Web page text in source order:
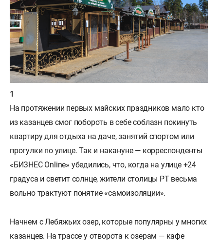
На протяжении первых майских праздников мало кто
из казанцев смог побороть в себе соблазн покинуть
квартиру для отдыха на даче, занятий спортом или
прогулки по улице. Так и накануне — корреспонденты
«БИЗНЕС Online» убедились, что, когда на улице +24
градуса и светит солнце, жители столицы РТ весьма
вольно трактуют понятие «самоизоляции».
Начнем с Лебяжьих озер, которые популярны у многих
казанцев. На трассе у отворота к озерам — кафе